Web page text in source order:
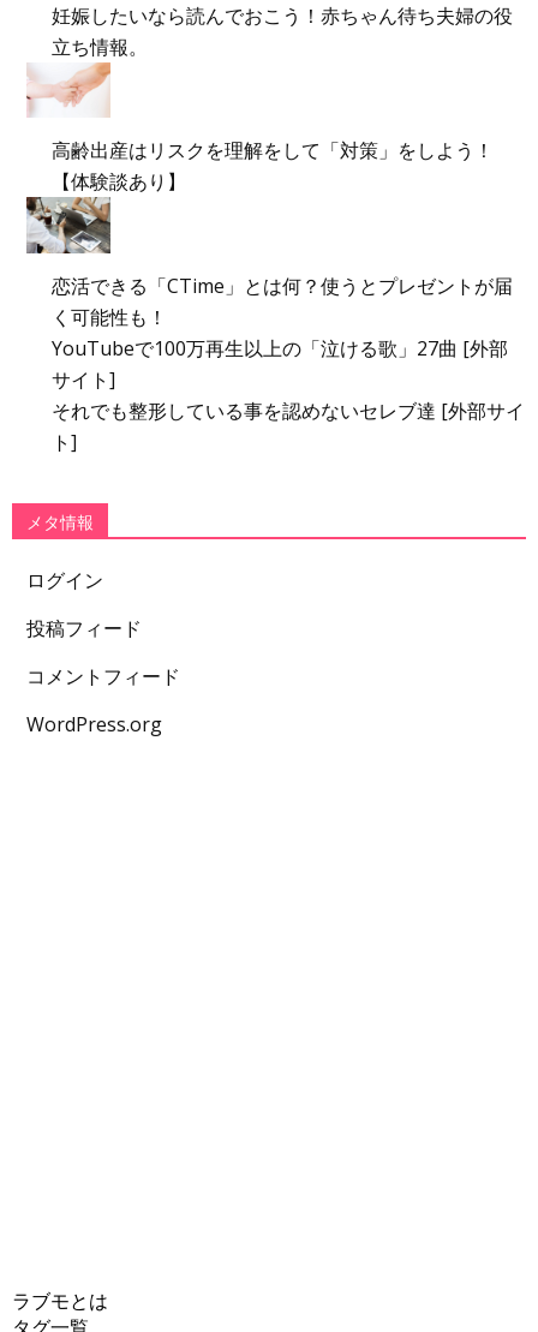
妊娠したいなら読んでおこう！赤ちゃん待ち夫婦の役
立ち情報。
高齢出産はリスクを理解をして「対策」をしよう！
【体験談あり】
恋活できる「CTime」とは何？使うとプレゼントが届
く可能性も！
YouTubeで100万再生以上の「泣ける歌」27曲 [外部
サイト]
それでも整形している事を認めないセレブ達 [外部サイ
ト]
メタ情報
ログイン
投稿フィード
コメントフィード
WordPress.org
ラブモとは
タグ一覧